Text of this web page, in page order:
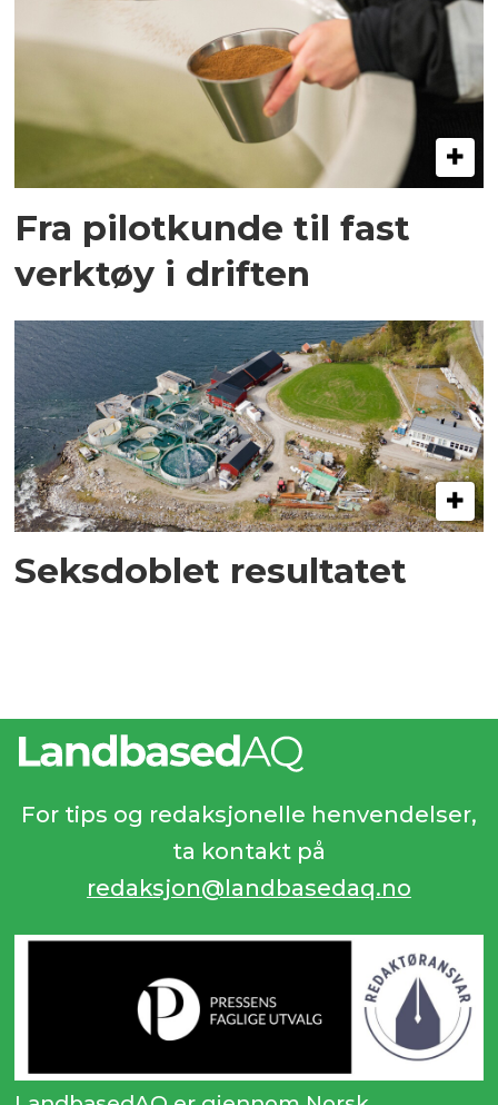
Fra pilotkunde til fast
verktøy i driften
Seksdoblet resultatet
For tips og redaksjonelle henvendelser,
ta kontakt på
redaksjon@landbasedaq.no